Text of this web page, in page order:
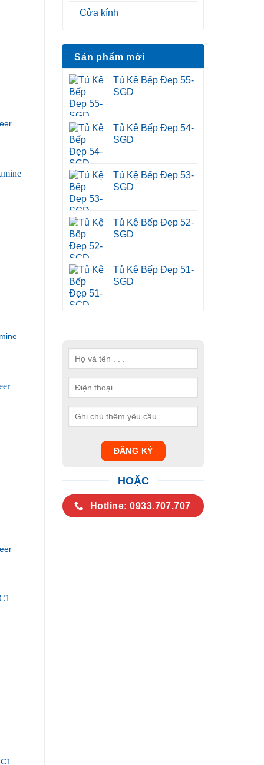
Cửa kính
Sản phẩm mới
Tủ Kệ Bếp Đẹp 55-
SGD
Tủ Kệ Bếp Đẹp 54-
SGD
Tủ Kệ Bếp Đẹp 53-
SGD
Tủ Kệ Bếp Đẹp 52-
SGD
Tủ Kệ Bếp Đẹp 51-
SGD
HOẶC
Hotline: 0933.707.707